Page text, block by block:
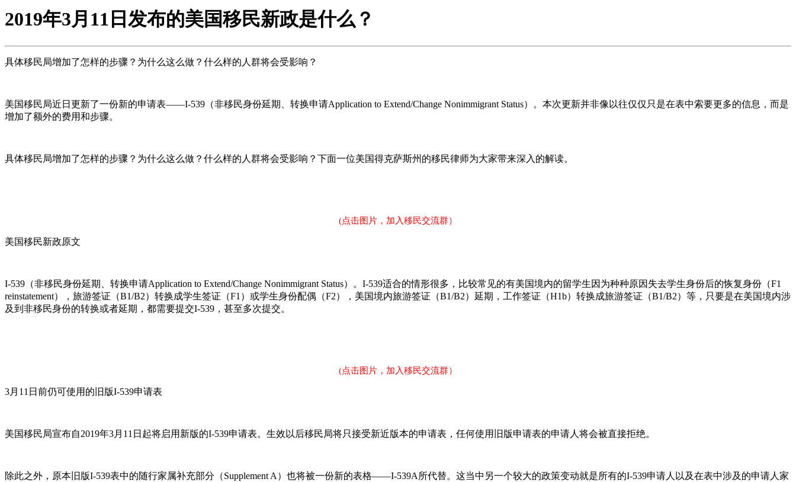
2019年3月11日发布的美国移民新政是什么？
具体移民局增加了怎样的步骤？为什么这么做？什么样的人群将会受影响？
美国移民局近日更新了一份新的申请表——I-539（非移民身份延期、转换申请Application to Extend/Change Nonimmigrant Status）。本次更新并非像以往仅仅只是在表中索要更多的信息，而是
增加了额外的费用和步骤。
具体移民局增加了怎样的步骤？为什么这么做？什么样的人群将会受影响？下面一位美国得克萨斯州的移民律师为大家带来深入的解读。
(点击图片，加入移民交流群）
美国移民新政原文
I-539（非移民身份延期、转换申请Application to Extend/Change Nonimmigrant Status）。I-539适合的情形很多，比较常见的有美国境内的留学生因为种种原因失去学生身份后的恢复身份（F1
reinstatement），旅游签证（B1/B2）转换成学生签证（F1）或学生身份配偶（F2），美国境内旅游签证（B1/B2）延期，工作签证（H1b）转换成旅游签证（B1/B2）等，只要是在美国境内涉
及到非移民身份的转换或者延期，都需要提交I-539，甚至多次提交。
(点击图片，加入移民交流群）
3月11日前仍可使用的旧版I-539申请表
美国移民局宣布自2019年3月11日起将启用新版的I-539申请表。生效以后移民局将只接受新近版本的申请表，任何使用旧版申请表的申请人将会被直接拒绝。
除此之外，原本旧版I-539表中的随行家属补充部分（Supplement A）也将被一份新的表格——I-539A所代替。这当中另一个较大的政策变动就是所有的I-539申请人以及在表中涉及的申请人家